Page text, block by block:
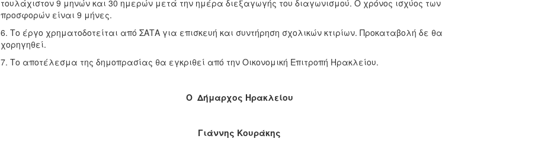
τουλάχιστον 9 μηνών και 30 ημερών μετά την ημέρα διεξαγωγής του διαγωνισμού. Ο χρόνος ισχύος των
προσφορών είναι 9 μήνες.
6. Το έργο χρηματοδοτείται από ΣΑΤΑ για επισκευή και συντήρηση σχολικών κτιρίων. Προκαταβολή δε θα
χορηγηθεί.
7. Το αποτέλεσμα της δημοπρασίας θα εγκριθεί από την Οικονομική Επιτροπή Ηρακλείου.
Ο Δήμαρχος Ηρακλείου
Γιάννης Κουράκης